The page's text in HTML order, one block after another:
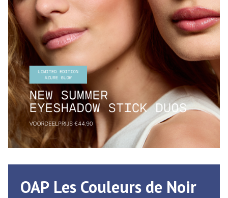
OAP Les Couleurs de Noir